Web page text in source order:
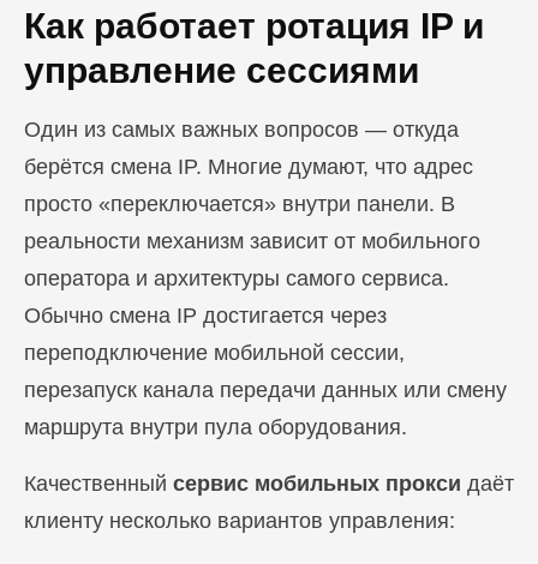
Как работает ротация IP и
управление сессиями
Один из самых важных вопросов — откуда
берётся смена IP. Многие думают, что адрес
просто «переключается» внутри панели. В
реальности механизм зависит от мобильного
оператора и архитектуры самого сервиса.
Обычно смена IP достигается через
переподключение мобильной сессии,
перезапуск канала передачи данных или смену
маршрута внутри пула оборудования.
Качественный сервис мобильных прокси даёт
клиенту несколько вариантов управления: